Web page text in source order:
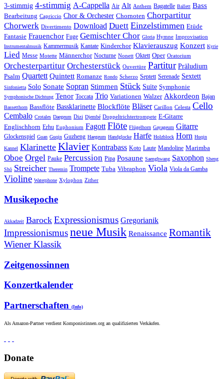
3-stimmig 4-stimmig A-Cappella Air Alt Anthem Bagatelle Ballett Bass
Bearbeitung Capriccio Chor & Orchester Chornoten Chorpartitur
Chorwerk Divertimento Download Duett Einzelstimmen Etüde
Fantasie Frauenchor Fuge Gemischter Chor Gloria Hymne Improvisation
Instrumentalmusik Kammermusik Kantate Kinderchor Klavierauszug Konzert Kyrie
Lied Messe Motette Männerchor Nocturne Nonett Oktett Oper Oratorium
Orchesterpartitur Orchesterstück Ouvertüre Partitur Präludium
Psalm Quartett Quintett Romanze Rondo Scherzo Septett Serenade Sextett
Sinfonietta Solo Sonate Sopran Stimmen Stück Suite Symphonie
Symphonische Dichtung Tenor Toccata Trio Variationen Walzer Akkordeon Bajan
Bassetthorn Bassflöte Bassklarinette Blockflöte Bläser Carillon Celesta Cello
Cembalo Crotales Daegeum Dizi Djembé Doppeltrichtertrompete E-Gitarre
Englischhorn Erhu Euphonium Fagott Flöte Flügelhorn Gayageum Gitarre
Glockenspiel Guan Guqin Guzheng Haegeum Handglocke Harfe Holzblock Horn Huqin
Kannel Klarinette Klavier Kontrabass Koto Laute Mandoline Marimba
Oboe Orgel Pauke Percussion Pipa Posaune Saenghwang Saxophon Sheng
Shō Streicher Theremin Trompete Tuba Vibraphon Viola Viola da Gamba
Violine Waterphone Xylophon Zither
Musikepoche
Akkadzeit Barock Expressionismus Gregorianik
Impressionismusneue Musik Renaissance Romantik
Wiener Klassik
Zeitgenossinnen
Konzertkalender
Partnerschaften (Info)
Als Amazon-Partner verdient Komponistinnen.org an qualifizierten Verkäufen.
Donate